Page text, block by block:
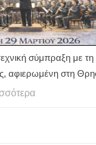
σύμπραξη με
αφιερωμένη στη